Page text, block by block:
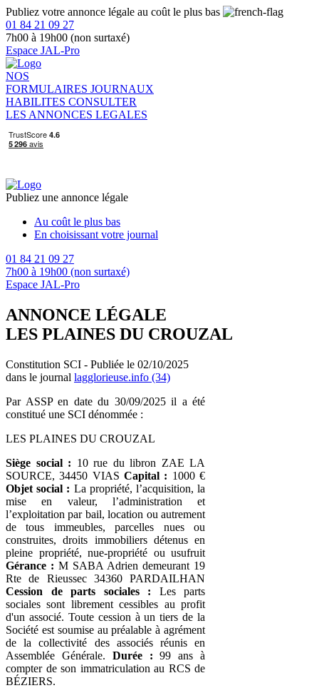
Publiez votre annonce légale au coût le plus bas
01 84 21 09 27
7h00 à 19h00 (non surtaxé)
Espace JAL-Pro
NOS
FORMULAIRES JOURNAUX
HABILITES CONSULTER
LES ANNONCES LEGALES
Publiez une annonce légale
Au coût le plus bas
En choisissant votre journal
01 84 21 09 27
7h00 à 19h00 (non surtaxé)
Espace JAL-Pro
ANNONCE LÉGALE
LES PLAINES DU CROUZAL
Constitution SCI - Publiée le 02/10/2025
dans le journal lagglorieuse.info (34)
Par ASSP en date du 30/09/2025 il a été
constitué une SCI dénommée :
LES PLAINES DU CROUZAL
Siège social : 10 rue du libron ZAE LA
SOURCE, 34450 VIAS Capital : 1000 €
Objet social : La propriété, l’acquisition, la
mise en valeur, l’administration et
l’exploitation par bail, location ou autrement
de tous immeubles, parcelles nues ou
construites, droits immobiliers détenus en
pleine propriété, nue-propriété ou usufruit
Gérance : M SABA Adrien demeurant 19
Rte de Rieussec 34360 PARDAILHAN
Cession de parts sociales : Les parts
sociales sont librement cessibles au profit
d'un associé. Toute cession à un tiers de la
Société est soumise au préalable à agrément
de la collectivité des associés réunis en
Assemblée Générale. Durée : 99 ans à
compter de son immatriculation au RCS de
BÉZIERS.